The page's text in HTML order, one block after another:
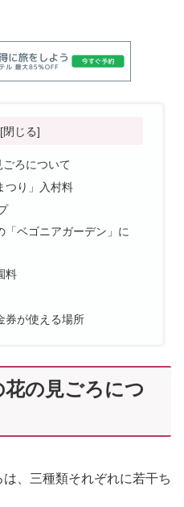
ろについて
つり」入村料
「ベゴニアガーデン」に
料
券が使える場所
の見ごろにつ
、三種類それぞれに若干ち